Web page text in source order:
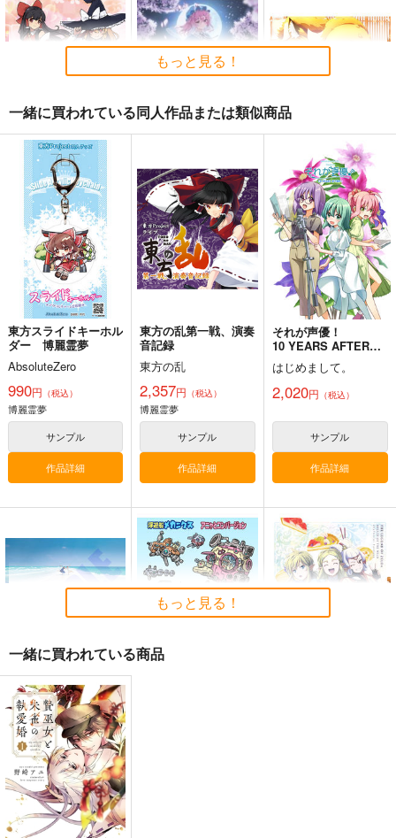
東方M-1ぐらんぷり音
楽集３
あ～るの～と
2,750円（税込）
東方Project
サンプル
カート
情論
幽閉サテライト
2,750円（税込）
東方Project
サンプル
カート
狐色 祭り色二十三
尾。
狐色
660円（税込）
東方Project
八雲藍
菅牧典
サンプル
カート
星に寄せる想い/色は
匂へど散りぬるを
幽閉サテライト
（税込）
サンプル
カート
始まりの雨
幽閉サテライト
2,200円（税込）
東方錦上
京 ～ Fossilized Won
ders.
上海アリス幻樂団
1,760円
もっと見る！
一緒に買われている同人作品または類似商品
東方スライドキーホル
ダー 博麗霊夢
AbsoluteZero
990円 （税込）
博麗霊夢
サンプル
作品詳細
東方の乱第一戦、演奏
音記録
東方の乱
2,357円 （税込）
博麗霊夢
サンプル
作品詳細
それが声優！
10 YEARS AFTER…
はじめまして。
2,020円 （税込）
サンプル
作品詳細
HONEYMOON WITH
YUI
はじめまして。
2,547円（税込）
サンプル
作品詳細
もっと見る！
一緒に買われている商品